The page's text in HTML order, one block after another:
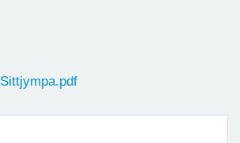
Sittjympa.pdf